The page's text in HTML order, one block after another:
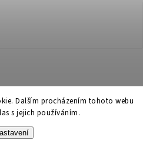
Dalším procházením tohoto webu
s jejich používáním.
Praha 5. Všechna práva vyhrazena.
nastavení cookies
| Design